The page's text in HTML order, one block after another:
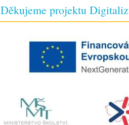
Děkujeme projektu